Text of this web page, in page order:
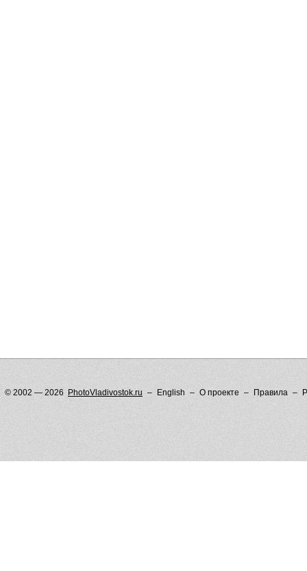
© 2002 — 2026 PhotoVladivostok.ru English О проекте Правила